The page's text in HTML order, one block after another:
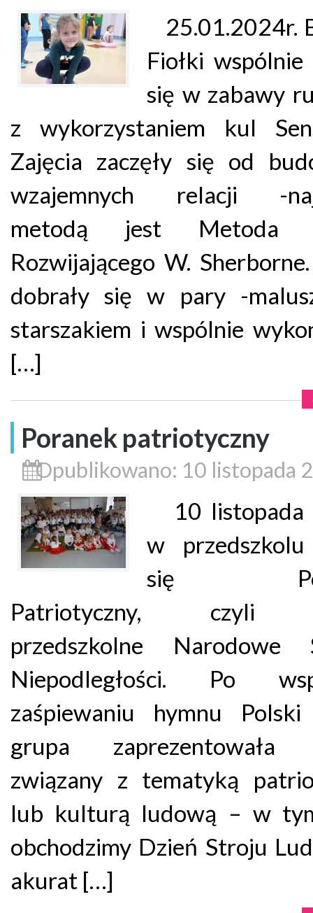
25.01.2024r.
Fiołki wspólnie
się w zabawy
z wykorzystaniem kul
Zajęcia zaczęły się od
wzajemnych relacji -
metodą jest Metoda
Rozwijającego W.
dobrały się w pary -
starszakiem i wspólnie
[…]
Poranek patriotyczny
Opublikowano: 10 listopada
10 listopada
w przedszkolu
się
Patriotyczny, czyli
przedszkolne Narodowe
Niepodległości. Po
zaśpiewaniu hymnu
grupa zaprezentowała
związany z tematyką
lub kulturą ludową – w
obchodzimy Dzień Stroju
akurat […]